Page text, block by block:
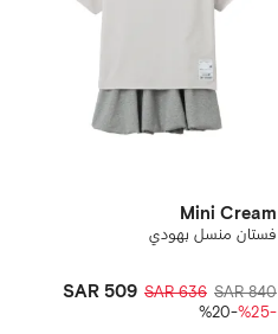
Mini Cream
فستان منسل بهودي
SAR 840
SAR 636
SAR 509
-%25
-%20